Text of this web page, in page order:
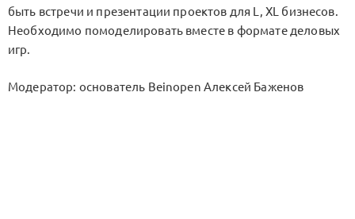
быть встречи и презентации проектов для L, XL бизнесов.
Необходимо помоделировать вместе в формате деловых
игр.
Модератор: основатель Beinopen Алексей Баженов